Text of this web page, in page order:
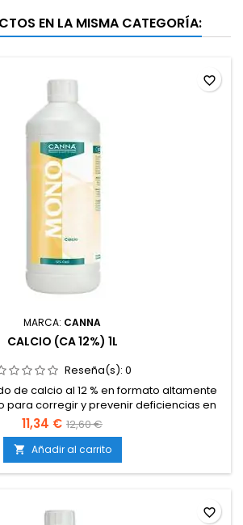
EN LA MISMA CATEGORÍA:
MARCA: CANNA
CALCIO (CA 12%) 1L
Reseña(s): 0
de calcio al 12 % en formato altamente
para corregir y prevenir deficiencias en
la estructura celular y fortalece
la absorción de otros
magnesio y potasio.Incrementa la
de la planta frente al estrés...
11,34 € 12,60 €
 Añadir al carrito
favorite_border
favorite_border